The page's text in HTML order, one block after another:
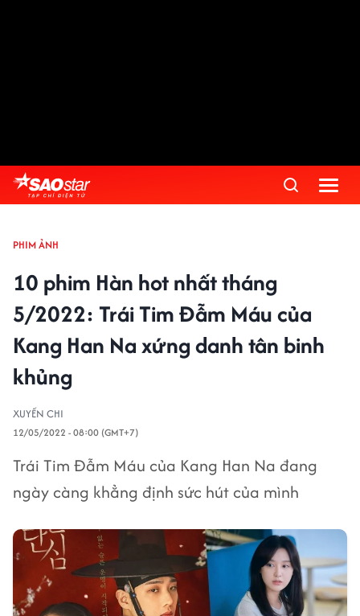
PHIM ẢNH
10 phim Hàn hot nhất tháng
5/2022: Trái Tim Đẫm Máu của
Kang Han Na xứng danh tân binh
khủng
XUYẾN CHI
12/05/2022 - 08:00 (GMT+7)
Trái Tim Đẫm Máu của Kang Han Na đang
ngày càng khẳng định sức hút của mình